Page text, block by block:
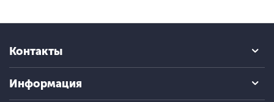
Контакты
Информация